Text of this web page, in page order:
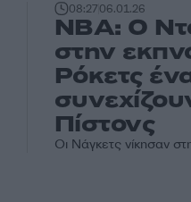
08:2706.01.26
NBA: Ο
στην
Ρόκετς
Πίστονς
Οι Νάγκετς νίκησαν